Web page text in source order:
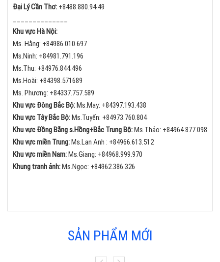
Đại Lý Cần Thơ: +8488.880.94.49
Khu vực Hà Nội:
Ms. Hằng: +84986.010.697
Ms.Ninh: +84981.791.196
Ms.Thu: +84976.844.496
Ms.Hoài: +84398.571689
Ms. Phương: +84337.757.589
Khu vực Đông Bắc Bộ: Ms.May: +84397.193.438
Khu vực Tây Bắc Bộ: Ms.Tuyến: +84973.760.804
Khu vực Đồng Bằng s.Hồng+Bắc Trung Bộ: Ms.Thảo: +84964.877.098
Khu vực miền Trung: Ms.Lan Anh : +84966.613.512
Khu vực miền Nam: Ms.Giang: +84968.999.970
Khung tranh ảnh: Ms.Ngọc: +84962.386.326
SẢN PHẨM MỚI